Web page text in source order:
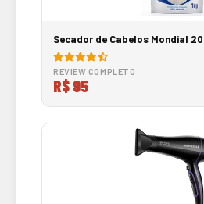
Secador de Cabelos Mondial
REVIEW COMPLETO
R$ 95